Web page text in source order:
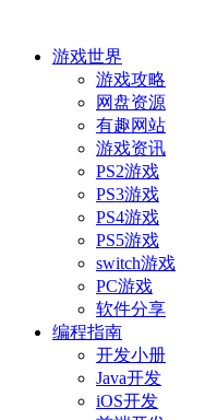
游戏世界
游戏攻略
网盘资源
有趣网站
游戏资讯
PS2游戏
PS3游戏
PS4游戏
PS5游戏
switch游戏
PC游戏
软件分享
编程指南
开发小册
Java开发
iOS开发